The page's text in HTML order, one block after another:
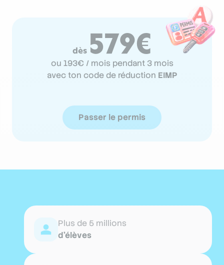
dès 579€
ou 193€ / mois pendant 3 mois
avec ton code de réduction EIMP
Passer le permis
Plus de 5 millions
d'élèves